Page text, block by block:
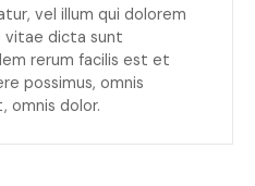
vel illum qui dolorem
dicta sunt
rerum facilis est et
possimus, omnis
omnis dolor.